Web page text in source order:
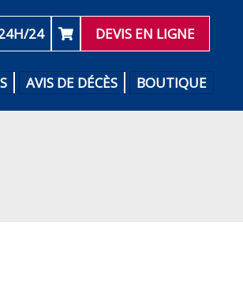
24 DEVIS EN LIGNE
AVIS DE DÉCÈS BOUTIQUE